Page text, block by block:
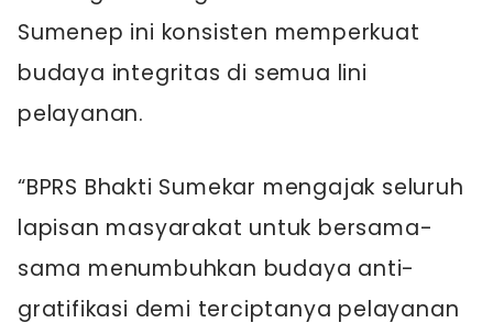
Sumenep ini konsisten memperkuat
budaya integritas di semua lini
pelayanan.
“BPRS Bhakti Sumekar mengajak seluruh
lapisan masyarakat untuk bersama-
sama menumbuhkan budaya anti-
gratifikasi demi terciptanya pelayanan